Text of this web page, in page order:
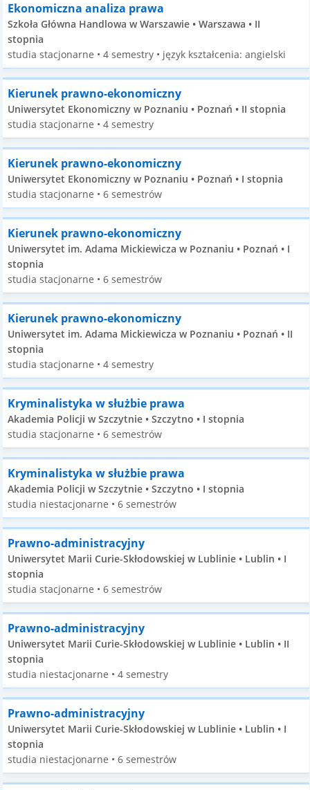
Ekonomiczna analiza prawa
Szkoła Główna Handlowa w Warszawie • Warszawa • II
stopnia
studia stacjonarne • 4 semestry • język kształcenia: angielski
Kierunek prawno-ekonomiczny
Uniwersytet Ekonomiczny w Poznaniu • Poznań • II stopnia
studia stacjonarne • 4 semestry
Kierunek prawno-ekonomiczny
Uniwersytet Ekonomiczny w Poznaniu • Poznań • I stopnia
studia stacjonarne • 6 semestrów
Kierunek prawno-ekonomiczny
Uniwersytet im. Adama Mickiewicza w Poznaniu • Poznań • I
stopnia
studia stacjonarne • 6 semestrów
Kierunek prawno-ekonomiczny
Uniwersytet im. Adama Mickiewicza w Poznaniu • Poznań • II
stopnia
studia stacjonarne • 4 semestry
Kryminalistyka w służbie prawa
Akademia Policji w Szczytnie • Szczytno • I stopnia
studia stacjonarne • 6 semestrów
Kryminalistyka w służbie prawa
Akademia Policji w Szczytnie • Szczytno • I stopnia
studia niestacjonarne • 6 semestrów
Prawno-administracyjny
Uniwersytet Marii Curie-Skłodowskiej w Lublinie • Lublin • I
stopnia
studia stacjonarne • 6 semestrów
Prawno-administracyjny
Uniwersytet Marii Curie-Skłodowskiej w Lublinie • Lublin • II
stopnia
studia niestacjonarne • 4 semestry
Prawno-administracyjny
Uniwersytet Marii Curie-Skłodowskiej w Lublinie • Lublin • I
stopnia
studia niestacjonarne • 6 semestrów